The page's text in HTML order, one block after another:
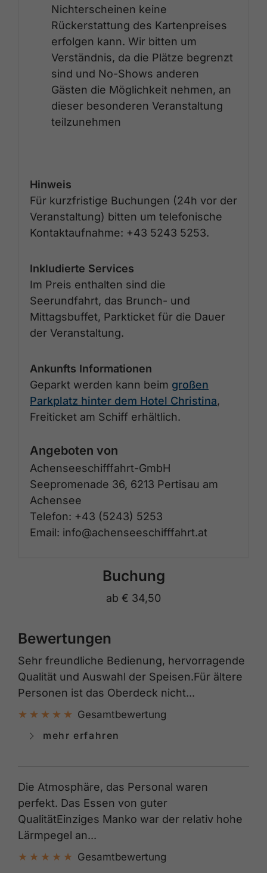
Nichterscheinen keine
Rückerstattung des Kartenpreises
erfolgen kann. Wir bitten um
Verständnis, da die Plätze begrenzt
sind und No-Shows anderen
Gästen die Möglichkeit nehmen, an
dieser besonderen Veranstaltung
teilzunehmen
Hinweis
Für kurzfristige Buchungen (24h vor der
Veranstaltung) bitten um telefonische
Kontaktaufnahme: +43 5243 5253.
Inkludierte Services
Im Preis enthalten sind die
Seerundfahrt, das Brunch- und
Mittagsbuffet, Parkticket für die Dauer
der Veranstaltung.
Ankunfts Informationen
Geparkt werden kann beim großen
Parkplatz hinter dem Hotel Christina,
Freiticket am Schiff erhältlich.
Angeboten von
Achenseeschifffahrt-GmbH
Seepromenade 36, 6213 Pertisau am
Achensee
Telefon: +43 (5243) 5253
Email: info@achenseeschifffahrt.at
Buchung
ab € 34,50
Bewertungen
Sehr freundliche Bedienung, hervorragende
Qualität und Auswahl der Speisen.Für ältere
Personen ist das Oberdeck nicht...
Gesamtbewertung
mehr erfahren
Die Atmosphäre, das Personal waren
perfekt. Das Essen von guter
QualitätEinziges Manko war der relativ hohe
Lärmpegel an...
Gesamtbewertung